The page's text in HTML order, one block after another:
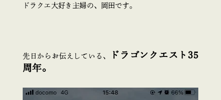
ドラクエ大好き主婦の、岡田です。
先日からお伝えしている、
ドラゴンクエスト35
周年。